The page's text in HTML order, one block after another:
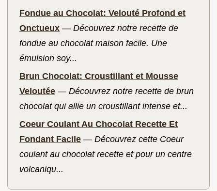
Fondue au Chocolat: Velouté Profond et
Onctueux — Découvrez notre recette de
fondue au chocolat maison facile. Une
émulsion soy...
Brun Chocolat: Croustillant et Mousse
Veloutée — Découvrez notre recette de brun
chocolat qui allie un croustillant intense et...
Coeur Coulant Au Chocolat Recette Et
Fondant Facile — Découvrez cette Coeur
coulant au chocolat recette et pour un centre
volcaniqu...